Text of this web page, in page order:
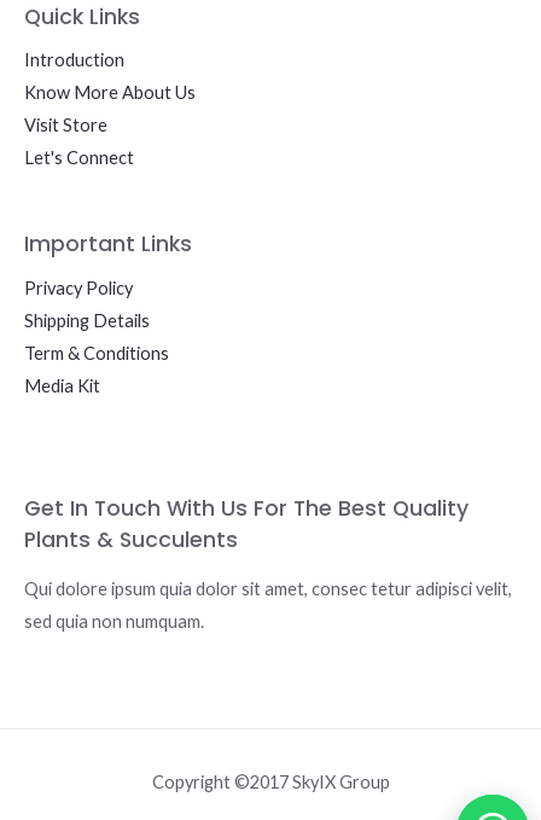
Quick Links
Introduction
Know More About Us
Visit Store
Let's Connect
Important Links
Privacy Policy
Shipping Details
Term & Conditions
Media Kit
Get In Touch With Us For The Best Quality
Plants & Succulents
Qui dolore ipsum quia dolor sit amet, consec tetur adipisci velit,
sed quia non numquam.
Copyright ©2017 SkyIX Group